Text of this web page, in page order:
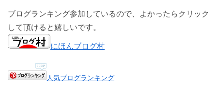
ブログランキング参加しているので、よかったらクリック
して頂けると嬉しいです。
にほんブログ村
人気ブログランキング